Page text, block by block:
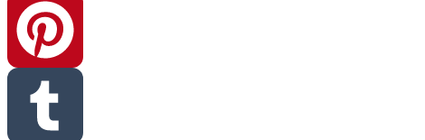
Facebook
Pinterest